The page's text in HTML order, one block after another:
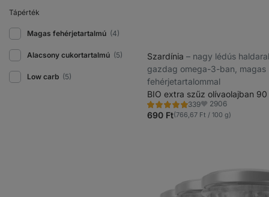
Tápérték
Magas fehérjetartalmú (4)
Alacsony cukortartalmú (5)
Low carb (5)
Szardínia ⁠–⁠ nagy lédús
gazdag omega-3-ban, magas
fehérjetartalommal
BIO extra szűz olívaolajban 90
339
Értékelés
4.8/5,
339
Kedvencek
2906
690 Ft(766,67 Ft / 100 g)